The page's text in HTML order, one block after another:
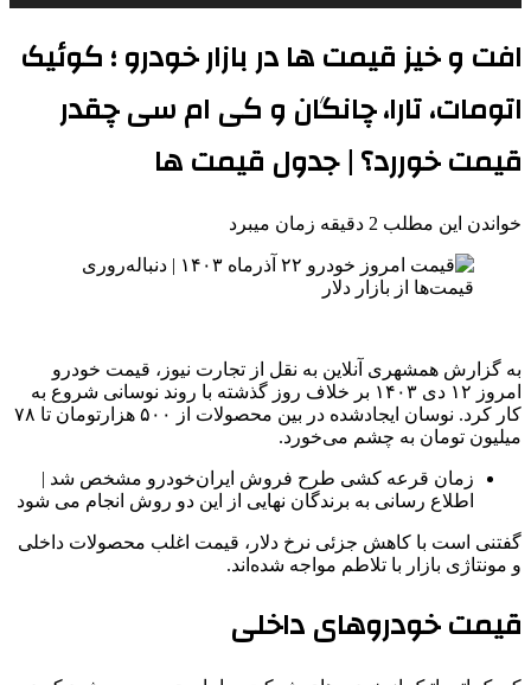
افت و خیز قیمت ها در بازار خودرو ؛ کوئیک
اتومات، تارا، چانگان و کی ام سی چقدر
قیمت خوررد؟ | جدول قیمت ها
خواندن این مطلب 2 دقیقه زمان میبرد
به گزارش همشهری آنلاین به نقل از تجارت نیوز، قیمت خودرو
امروز ۱۲ دی ۱۴۰۳ بر خلاف روز گذشته با روند نوسانی شروع به
کار کرد. نوسان ایجادشده در بین محصولات از ۵۰۰ هزارتومان تا ۷۸
میلیون تومان به چشم‌ می‌خورد.
زمان قرعه کشی طرح فروش ایران‌خودرو مشخص شد |
اطلاع رسانی به برندگان نهایی از این دو روش انجام می شود
گفتنی است با کاهش جزئی نرخ دلار، قیمت اغلب محصولات داخلی
و مونتاژی بازار با تلاطم مواجه شده‌اند.
قیمت خودروهای داخلی